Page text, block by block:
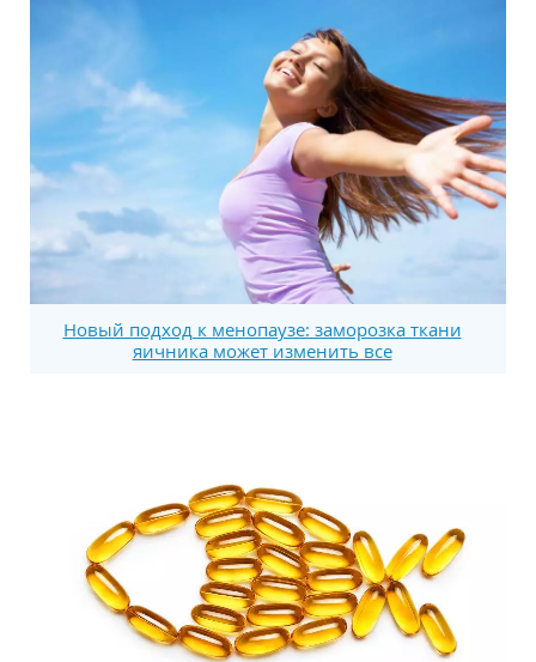
Новый подход к менопаузе: заморозка ткани
яичника может изменить все